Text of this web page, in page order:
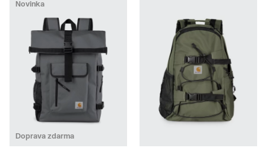
Doprava zdarma
Novinka